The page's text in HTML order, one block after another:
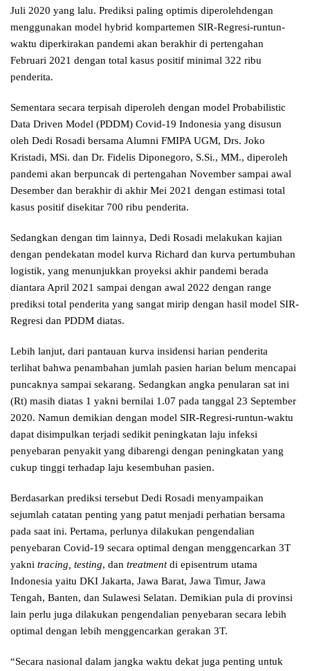
Juli 2020 yang lalu. Prediksi paling optimis diperolehdengan
menggunakan model hybrid kompartemen SIR-Regresi-runtun-
waktu diperkirakan pandemi akan berakhir di pertengahan
Februari 2021 dengan total kasus positif minimal 322 ribu
penderita.
Sementara secara terpisah diperoleh dengan model Probabilistic
Data Driven Model (PDDM) Covid-19 Indonesia yang disusun
oleh Dedi Rosadi bersama Alumni FMIPA UGM, Drs. Joko
Kristadi, MSi. dan Dr. Fidelis Diponegoro, S.Si., MM., diperoleh
pandemi akan berpuncak di pertengahan November sampai awal
Desember dan berakhir di akhir Mei 2021 dengan estimasi total
kasus positif disekitar 700 ribu penderita.
Sedangkan dengan tim lainnya, Dedi Rosadi melakukan kajian
dengan pendekatan model kurva Richard dan kurva pertumbuhan
logistik, yang menunjukkan proyeksi akhir pandemi berada
diantara April 2021 sampai dengan awal 2022 dengan range
prediksi total penderita yang sangat mirip dengan hasil model SIR-
Regresi dan PDDM diatas.
Lebih lanjut, dari pantauan kurva insidensi harian penderita
terlihat bahwa penambahan jumlah pasien harian belum mencapai
puncaknya sampai sekarang. Sedangkan angka penularan sat ini
(Rt) masih diatas 1 yakni bernilai 1.07 pada tanggal 23 September
2020. Namun demikian dengan model SIR-Regresi-runtun-waktu
dapat disimpulkan terjadi sedikit peningkatan laju infeksi
penyebaran penyakit yang dibarengi dengan peningkatan yang
cukup tinggi terhadap laju kesembuhan pasien.
Berdasarkan prediksi tersebut Dedi Rosadi menyampaikan
sejumlah catatan penting yang patut menjadi perhatian bersama
pada saat ini. Pertama, perlunya dilakukan pengendalian
penyebaran Covid-19 secara optimal dengan menggencarkan 3T
yakni tracing, testing, dan treatmentdi episentrum utama
Indonesia yaitu DKI Jakarta, Jawa Barat, Jawa Timur, Jawa
Tengah, Banten, dan Sulawesi Selatan. Demikian pula di provinsi
lain perlu juga dilakukan pengendalian penyebaran secara lebih
optimal dengan lebih menggencarkan gerakan 3T.
“Secara nasional dalam jangka waktu dekat juga penting untuk